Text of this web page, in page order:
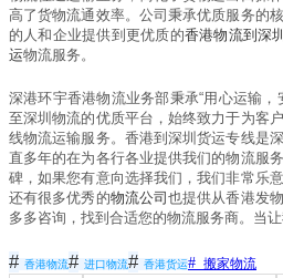
高了货物流通效率。公司秉承优质服务的
的人和企业提供到更优质的香港物流到深圳
运物流服务。
深港环宇香港物流业务部秉承“用心运输，
至深圳物流的优质平台，始终致力于为客
线物流运输服务。香港到深圳货运专线是
直多年的在为各行各业提供我们的物流服
碑，如果您有意向选择我们，我们非常乐
还有很多优秀的物流公司也提供从香港发
多多咨询，找到合适您的物流服务商。当
# 香港物流# 进口物流# 香港货运# 搬家物流